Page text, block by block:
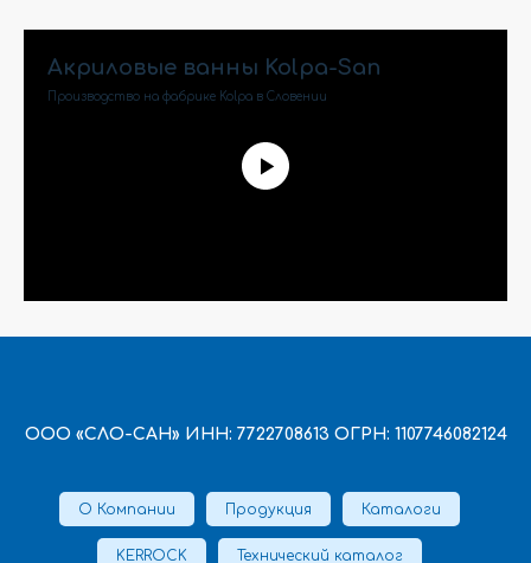
Акриловые ванны Kolpa-San
Производство на фабрике Kolpa в Словении
ООО «СЛО-САН» ИНН: 7722708613 ОГРН: 1107746082124
О Компании Продукция Каталоги
KERROCK Технический каталог